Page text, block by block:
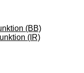
(BB)
(IR)